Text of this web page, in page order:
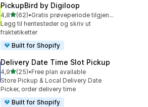
PickupBird by Digiloop
4,8av 5 stjerner
(62)
Totalt 62 omtaler
•
Gratis prøveperiode tilgjengelig
Legg til hentesteder og skriv ut
fraktetiketter
Built for Shopify
Delivery Date Time Slot Pickup
4,9av 5 stjerner
(25)
Totalt 25 omtaler
•Free plan available
Store Pickup & Local Delivery Date
Picker, order delivery time
Built for Shopify